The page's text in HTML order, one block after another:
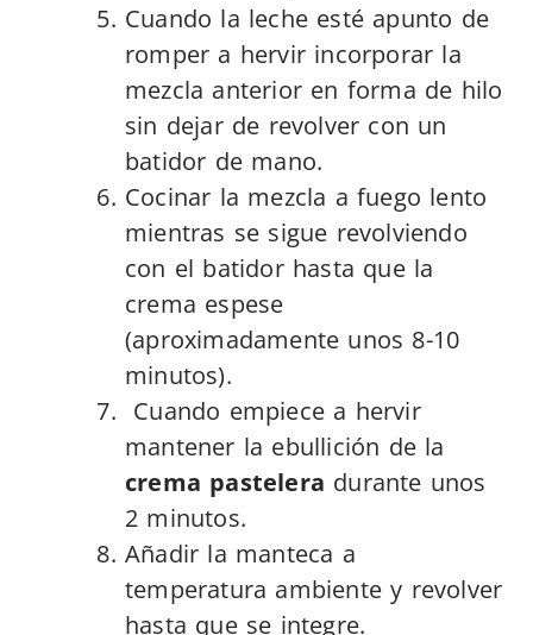
Cuando la leche esté apunto de
romper a hervir incorporar la
mezcla anterior en forma de hilo
sin dejar de revolver con un
batidor de mano.
Cocinar la mezcla a fuego lento
mientras se sigue revolviendo
con el batidor hasta que la
crema espese
(aproximadamente unos 8-10
minutos).
Cuando empiece a hervir
mantener la ebullición de la
crema pastelera durante unos
2 minutos.
Añadir la manteca a
temperatura ambiente y revolver
hasta que se integre.